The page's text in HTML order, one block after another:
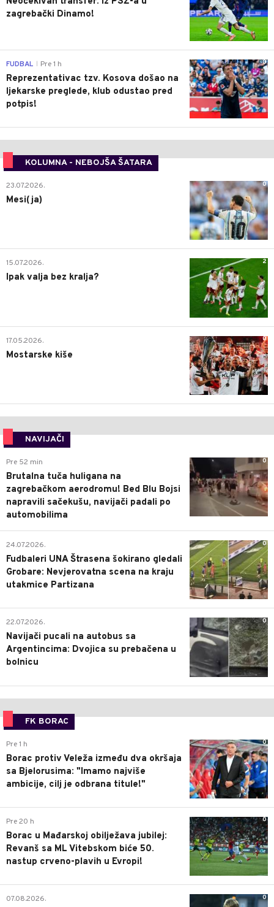
zagrebački Dinamo!
0
FUDBAL Pre 1 h
Reprezentativac tzv. Kosova došao na
ljekarske preglede, klub odustao pred
potpis!
KOLUMNA - NEBOJŠA ŠATARA
0
23.07.2026.
Mesi(ja)
2
15.07.2026.
Ipak valja bez kralja?
0
17.05.2026.
Mostarske kiše
NAVIJAČI
0
Pre 52 min
Brutalna tuča huligana na
zagrebačkom aerodromu! Bed Blu Bojsi
napravili sačekušu, navijači padali po
automobilima
0
24.07.2026.
Fudbaleri UNA Štrasena šokirano gledali
Grobare: Nevjerovatna scena na kraju
utakmice Partizana
0
22.07.2026.
Navijači pucali na autobus sa
Argentincima: Dvojica su prebačena u
bolnicu
FK BORAC
0
Pre 1 h
Borac protiv Veleža između dva okršaja
sa Bjelorusima: "Imamo najviše
ambicije, cilj je odbrana titule!"
0
Pre 20 h
Borac u Mađarskoj obilježava jubilej:
Revanš sa ML Vitebskom biće 50.
nastup crveno-plavih u Evropi!
0
07.08.2026.